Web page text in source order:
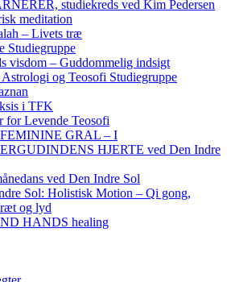
studiekreds ved Kim Pedersen
meditation
– Livets træ
Studiegruppe
visdom – Guddommelig indsigt
Astrologi og Teosofi Studiegruppe
i TFK
for Levende Teosofi
GRAL – I
HJERTE ved Den Indre
ved Den Indre Sol
Sol: Holistisk Motion – Qi gong,
og lyd
HANDS healing